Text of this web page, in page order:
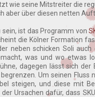
wie seine Mitstreiter die
aber über diesen netten
ist das Programm von
die Kölner Formation
neben schicken Soli
was und wo etwas
dagegen lässt sich
begrenzen. Um seinen
steigen, und diese mit
Ursachen dafür, dass